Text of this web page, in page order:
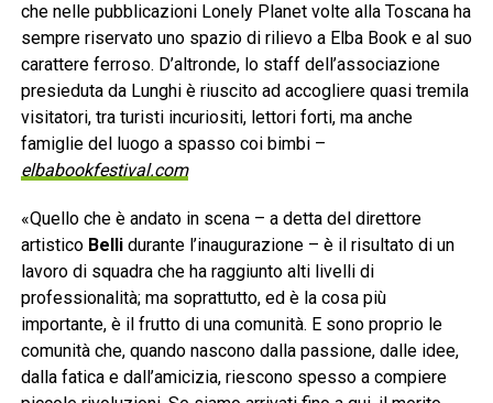
che nelle pubblicazioni Lonely Planet volte alla Toscana ha
sempre riservato uno spazio di rilievo a Elba Book e al suo
carattere ferroso. D’altronde, lo staff dell’associazione
presieduta da Lunghi è riuscito ad accogliere quasi tremila
visitatori, tra turisti incuriositi, lettori forti, ma anche
famiglie del luogo a spasso coi bimbi –
elbabookfestival.com
«Quello che è andato in scena – a detta del direttore
artistico Bellidurante l’inaugurazione – è il risultato di un
lavoro di squadra che ha raggiunto alti livelli di
professionalità; ma soprattutto, ed è la cosa più
importante, è il frutto di una comunità. E sono proprio le
comunità che, quando nascono dalla passione, dalle idee,
dalla fatica e dall’amicizia, riescono spesso a compiere